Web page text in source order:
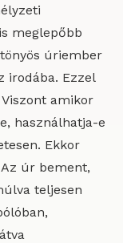
meglepőbb
úriember
irodába. Ezzel
amikor
használhatja-e
Ekkor
úr bement,
teljesen